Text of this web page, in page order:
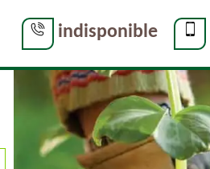
indisponible